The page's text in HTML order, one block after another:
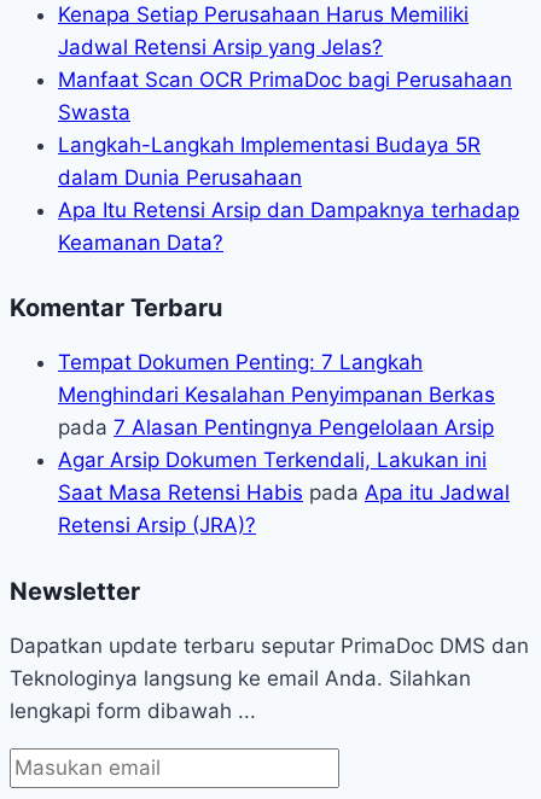
Kenapa Setiap Perusahaan Harus Memiliki
Jadwal Retensi Arsip yang Jelas?
Manfaat Scan OCR PrimaDoc bagi Perusahaan
Swasta
Langkah-Langkah Implementasi Budaya 5R
dalam Dunia Perusahaan
Apa Itu Retensi Arsip dan Dampaknya terhadap
Keamanan Data?
Komentar Terbaru
Tempat Dokumen Penting: 7 Langkah
Menghindari Kesalahan Penyimpanan Berkas
pada 7 Alasan Pentingnya Pengelolaan Arsip
Agar Arsip Dokumen Terkendali, Lakukan ini
Saat Masa Retensi Habis pada Apa itu Jadwal
Retensi Arsip (JRA)?
Newsletter
Dapatkan update terbaru seputar PrimaDoc DMS dan
Teknologinya langsung ke email Anda. Silahkan
lengkapi form dibawah ...